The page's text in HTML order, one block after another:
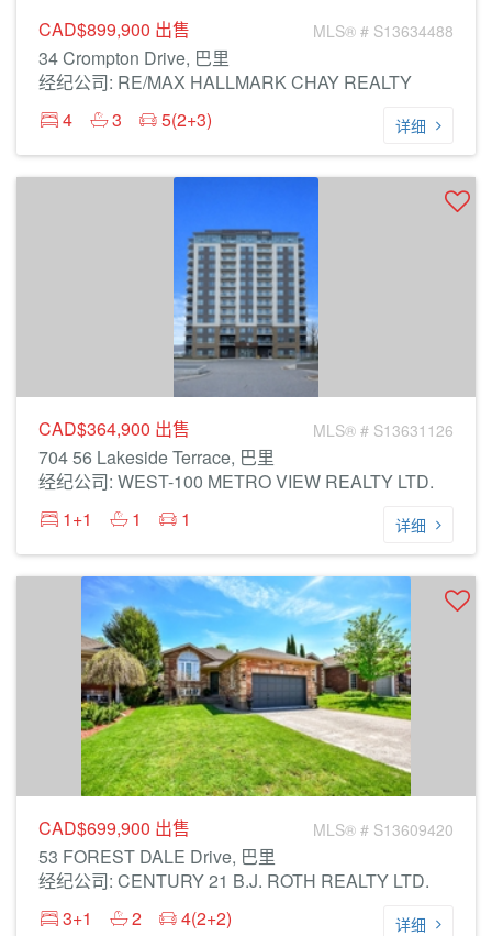
CAD$899,900 出售 MLS® # S13634488
34 Crompton Drive, 巴里
经纪公司: RE/MAX HALLMARK CHAY REALTY
4
3 5(2+3) 详细
CAD$364,900 出售 MLS® # S13631126
704 56 Lakeside Terrace, 巴里
经纪公司: WEST-100 METRO VIEW REALTY LTD.
1+1
1 1 详细
CAD$699,900 出售 MLS® # S13609420
53 FOREST DALE Drive, 巴里
经纪公司: CENTURY 21 B.J. ROTH REALTY LTD.
3+1
2 4(2+2) 详细